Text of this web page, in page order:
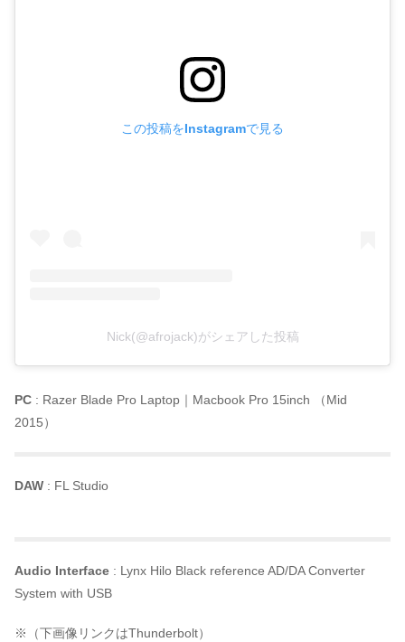
この投稿をInstagramで見る
Nick(@afrojack)がシェアした投稿
PC : Razer Blade Pro Laptop｜Macbook Pro 15inch （Mid
2015）
DAW : FL Studio
Audio Interface : Lynx Hilo Black reference AD/DA Converter
System with USB
※（下画像リンクはThunderbolt）